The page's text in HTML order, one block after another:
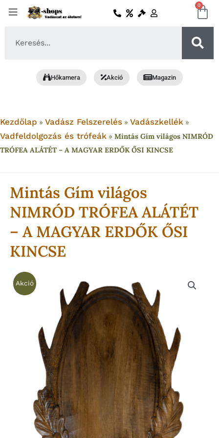
Skip
0
Hőkamera Akció Magazin
Kezdőlap » Vadász Felszerelés » Vadászkellék »
Vadfeldolgozás és trófeák » Mintás Gím világos NIMRÓD
TRÓFEA ALÁTÉT – A MAGYAR ERDŐK ŐSI KINCSE
Mintás Gím világos
NIMRÓD TRÓFEA ALÁTÉT
– A MAGYAR ERDŐK ŐSI
KINCSE
Akció